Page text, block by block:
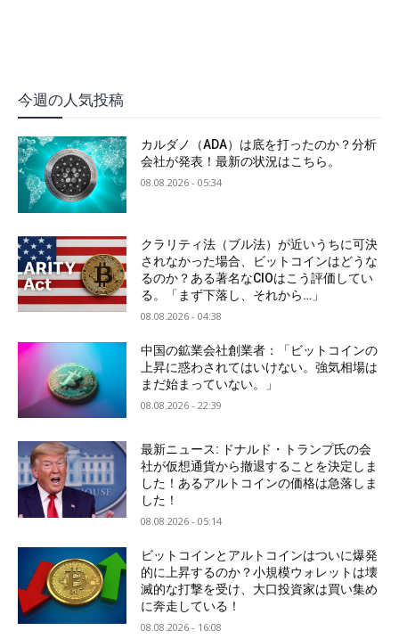
今週の人気投稿
カルダノ（ADA）は底を打ったのか？分析
会社が発表！最新の状況はこちら。
08.08.2026 - 05:34
クラリティ法（ブル法）が近いうちに可決
されなかった場合、ビットコインはどうな
るのか？ある著名なCIOはこう評価してい
る。「まず下落し、それから…」
08.08.2026 - 04:38
中国の鉱業会社創業者：「ビットコインの
上昇に惑わされてはいけない。強気相場は
まだ始まっていない。」
08.08.2026 - 22:39
最新ニュース: ドナルド・トランプ氏の会
社が仮想通貨から撤退することを決定しま
した！あるアルトコインの価格は急落しま
した！
08.08.2026 - 05:14
ビットコインとアルトコインはついに爆発
的に上昇するのか？小規模ウォレットは壊
滅的な打撃を受け、大口投資家は買い集め
に奔走している！
08.08.2026 - 16:08